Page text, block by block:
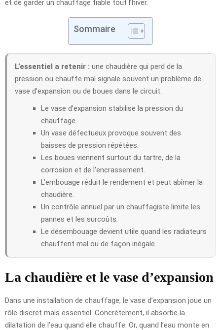
et de garder un chauffage fiable tout l’hiver.
Sommaire
L’essentiel a retenir : une chaudière qui perd de la
pression ou chauffe mal signale souvent un problème de
vase d’expansion ou de boues dans le circuit.
Le vase d’expansion stabilise la pression du
chauffage.
Un vase défectueux provoque souvent des
baisses de pression répétées.
Les boues viennent surtout du tartre, de la
corrosion et de l’encrassement.
L’embouage réduit le rendement et peut abîmer la
chaudière.
Un contrôle annuel par un chauffagiste limite les
pannes et les surcoûts.
Le désembouage devient utile quand les radiateurs
chauffent mal ou de façon inégale.
La chaudière et le vase d’expansion
Dans une installation de chauffage, le vase d’expansion joue un
rôle discret mais essentiel. Concrètement, il absorbe la
dilatation de l’eau quand elle chauffe. Or, quand l’eau monte en